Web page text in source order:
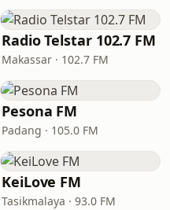
Radio Telstar 102.7 FM
Makassar · 102.7 FM
Pesona FM
Padang · 105.0 FM
KeiLove FM
Tasikmalaya · 93.0 FM